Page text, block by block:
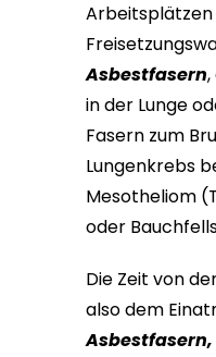
Asbestfasern
in der Lunge
Fasern zum
Lungenkrebs
Mesotheliom
oder
Die Zeit von
also dem
Asbestfasern,